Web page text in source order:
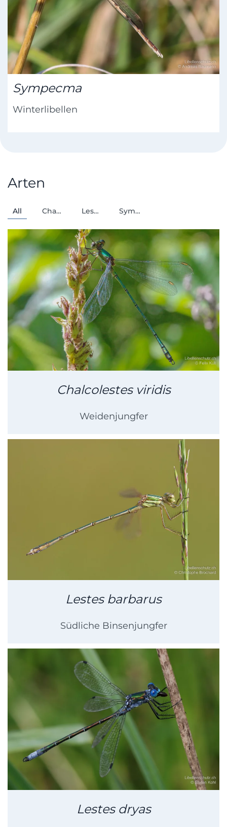
Sympecma
Winterlibellen
Arten
All Cha… Les… Sym…
Chalcolestes viridis
Weidenjungfer
Lestes barbarus
Südliche Binsenjungfer
Lestes dryas